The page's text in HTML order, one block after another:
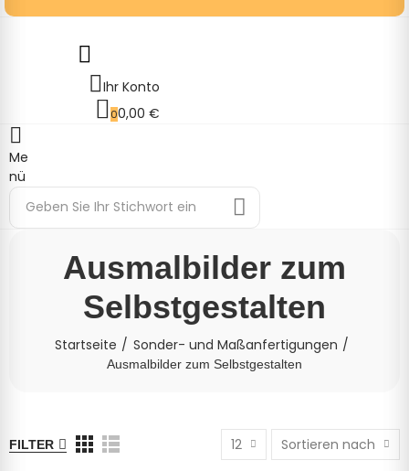
Ihr Konto
00,00 €
Me
nü
Ausmalbilder zum
Selbstgestalten
Startseite Sonder- und Maßanfertigungen
Ausmalbilder zum Selbstgestalten
FILTER 12 Sortieren nach